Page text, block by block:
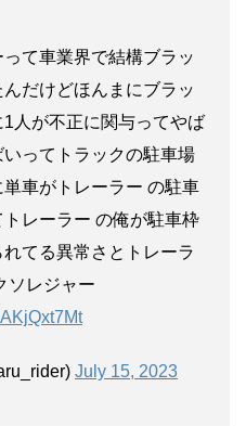
て車業界で結構ブラッ
だけどほんまにブラッ
1人が不正に関与ってやば
ってトラックの駐車場
車がトレーラー の駐車
レーラー の俺が駐車枠
てる異常さとトレーラ
ソレジャー
July 15, 2023